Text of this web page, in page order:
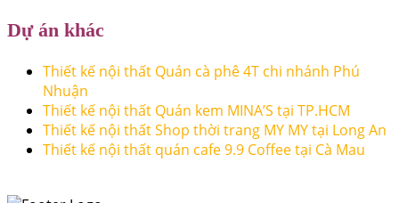
Dự án khác
Thiết kế nội thất Quán cà phê 4T chi nhánh Phú
Nhuận
Thiết kế nội thất Quán kem MINA’S tại TP.HCM
Thiết kế nội thất Shop thời trang MY MY tại Long An
Thiết kế nội thất quán cafe 9.9 Coffee tại Cà Mau